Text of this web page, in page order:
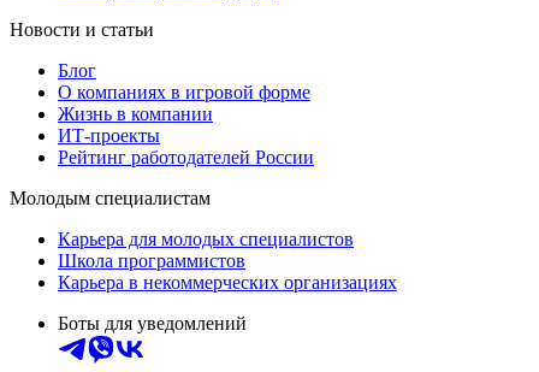
Новости и статьи
Блог
О компаниях в игровой форме
Жизнь в компании
ИТ-проекты
Рейтинг работодателей России
Молодым специалистам
Карьера для молодых специалистов
Школа программистов
Карьера в некоммерческих организациях
Боты для уведомлений